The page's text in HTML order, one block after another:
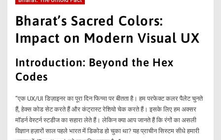
Bharat’s Sacred Colors:
Impact on Modern Visual UX
Introduction: Beyond the Hex
Codes
“एक UX/UI डिज़ाइनर का पूरा दिन फिग्मा पर बीतता है। हम परफेक्ट कलर पैलेट चुनते
हैं, हेक्स कोड सेट करते हैं और कंट्रास्ट रेशियो चेक करते हैं। इसके लिए हम अक्सर
मॉडर्न वेस्टर्न स्टडीज का सहारा लेते हैं। लेकिन क्या आप जानते हैं कि रंगों का असली
विज्ञान हज़ारों साल पहले भारत में डिकोड हो चुका था? यह प्राचीन सिस्टम सीधे हमारी